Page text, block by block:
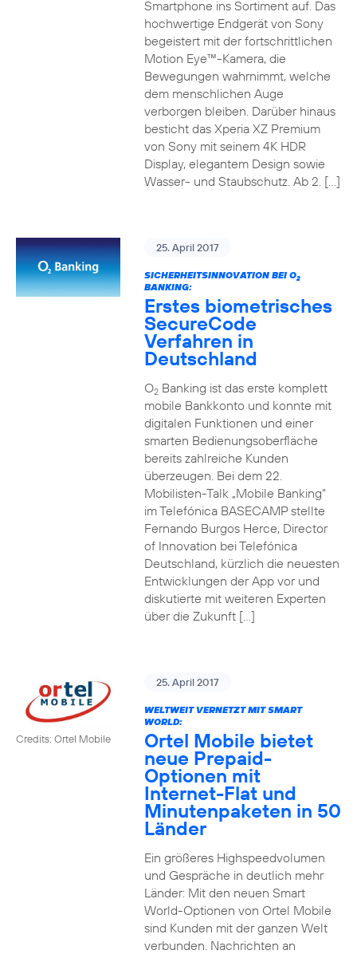
Smartphone ins Sortiment auf. Das
hochwertige Endgerät von Sony
begeistert mit der fortschrittlichen
Motion Eye™-Kamera, die
Bewegungen wahrnimmt, welche
dem menschlichen Auge
verborgen bleiben. Darüber hinaus
besticht das Xperia XZ Premium
von Sony mit seinem 4K HDR
Display, elegantem Design sowie
Wasser- und Staubschutz. Ab 2. […]
25. April 2017
SICHERHEITSINNOVATION BEI O2
BANKING:
Erstes biometrisches
SecureCode
Verfahren in
Deutschland
O2Banking ist das erste komplett
mobile Bankkonto und konnte mit
digitalen Funktionen und einer
smarten Bedienungsoberfläche
bereits zahlreiche Kunden
überzeugen. Bei dem 22.
Mobilisten-Talk „Mobile Banking“
im Telefónica BASECAMP stellte
Fernando Burgos Herce, Director
of Innovation bei Telefónica
Deutschland, kürzlich die neuesten
Entwicklungen der App vor und
diskutierte mit weiteren Experten
über die Zukunft […]
Credits: Ortel Mobile
25. April 2017
WELTWEIT VERNETZT MIT SMART
WORLD:
Ortel Mobile bietet
neue Prepaid-
Optionen mit
Internet-Flat und
Minutenpaketen in 50
Länder
Ein größeres Highspeedvolumen
und Gespräche in deutlich mehr
Länder: Mit den neuen Smart
World-Optionen von Ortel Mobile
sind Kunden mit der ganzen Welt
verbunden. Nachrichten an